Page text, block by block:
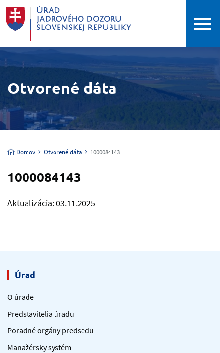
Otvorené dáta
Domov Otvorené dáta 1000084143
1000084143
Aktualizácia: 03.11.2025
Úrad
O úrade
Predstavitelia úradu
Poradné orgány predsedu
Manažérsky systém